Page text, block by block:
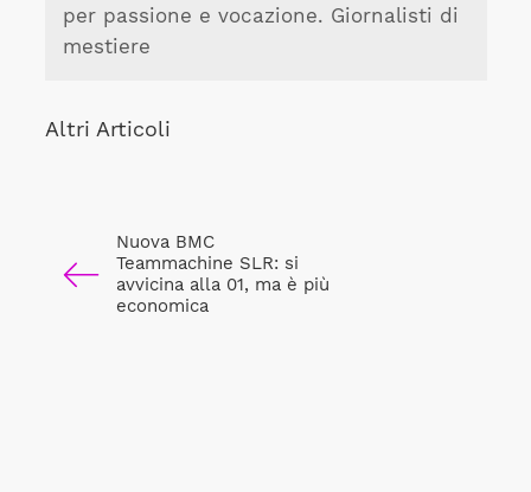
per passione e vocazione. Giornalisti di
mestiere
Altri Articoli
Nuova BMC
Teammachine SLR: si
avvicina alla 01, ma è più
economica